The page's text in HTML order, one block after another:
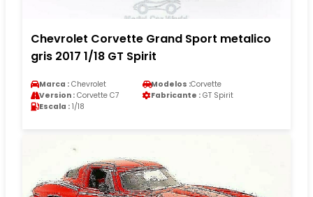
Chevrolet Corvette Grand Sport metalico
gris 2017 1/18 GT Spirit
Marca : Chevrolet Modelos :Corvette
Version : Corvette C7 Fabricante : GT Spirit
Escala : 1/18